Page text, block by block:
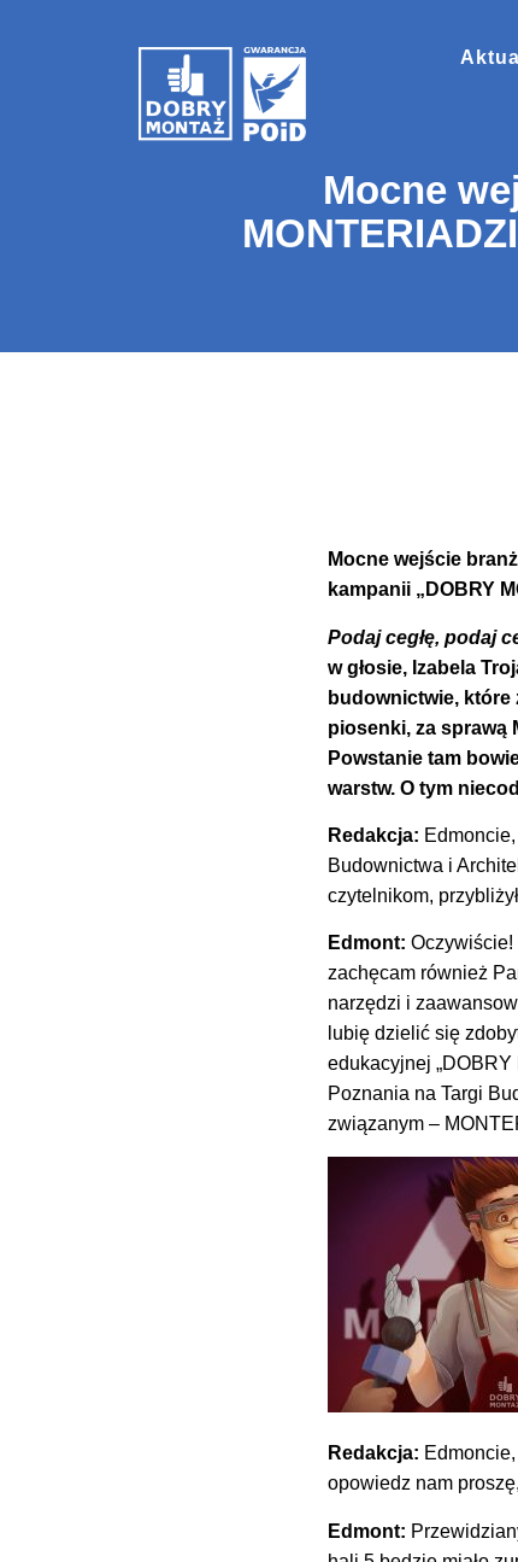
Mocne
Mocne wejście
kampanii „DOBRY
Podaj cegłę, podaj
w głosie, Izabela
budownictwie, które
piosenki, za sprawą
Powstanie tam
warstw. O tym
Redakcja:
Budownictwa i
czytelnikom,
Edmont: Oczywiście!
zachęcam również
narzędzi i
lubię dzielić się
edukacyjnej
Poznania na Targi
związanym –
Redakcja:
opowiedz nam
Edmont: